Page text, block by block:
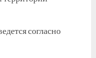
согласно